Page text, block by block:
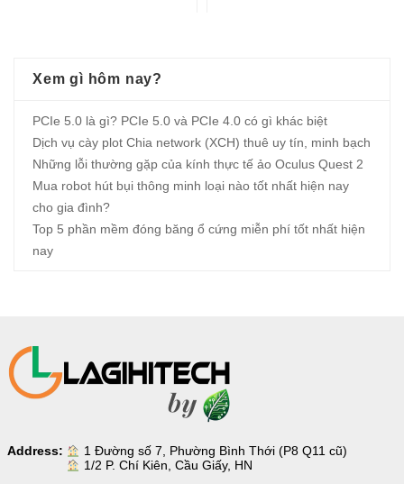
Xem gì hôm nay?
PCIe 5.0 là gì? PCIe 5.0 và PCIe 4.0 có gì khác biệt
Dịch vụ cày plot Chia network (XCH) thuê uy tín, minh bạch
Những lỗi thường gặp của kính thực tế ảo Oculus Quest 2
Mua robot hút bụi thông minh loại nào tốt nhất hiện nay
cho gia đình?
Top 5 phần mềm đóng băng ổ cứng miễn phí tốt nhất hiện
nay
Address:
1 Đường số 7, Phường Bình Thới (P8 Q11 cũ)
1/2 P. Chí Kiên, Cầu Giấy, HN